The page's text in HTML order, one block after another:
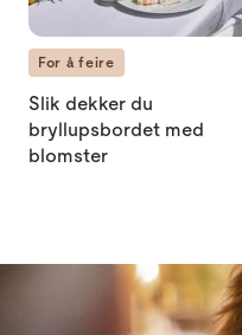
For å feire
Slik dekker du
bryllupsbordet med
blomster